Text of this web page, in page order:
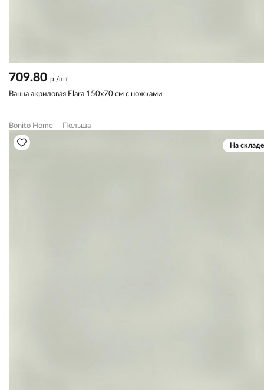
709.80 р./шт
Ванна акриловая Elara 150х70 см с ножками
Bonito Home Польша
На складе